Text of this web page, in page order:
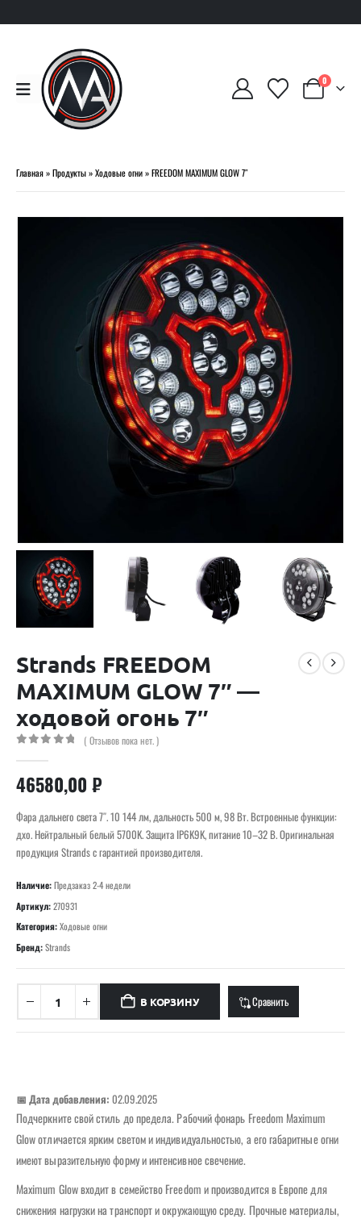
0
Главная»Продукты»Ходовые огни»FREEDOM MAXIMUM GLOW 7″
Strands FREEDOM
MAXIMUM GLOW 7″ —
ходовой огонь 7″
( Отзывов пока нет. )
46580,00 ₽
Фара дальнего света 7″. 10 144 лм, дальность 500 м, 98 Вт. Встроенные функции:
дхо. Нейтральный белый 5700K. Защита IP6K9K, питание 10–32 В. Оригинальная
продукция Strands с гарантией производителя.
Наличие:Предзаказ 2-4 недели
Артикул:270931
Категория:Ходовые огни
Бренд:Strands
В КОРЗИНУ Сравнить
📅 Дата добавления: 02.09.2025
Подчеркните свой стиль до предела. Рабочий фонарь Freedom Maximum
Glow отличается ярким светом и индивидуальностью, а его габаритные огни
имеют выразительную форму и интенсивное свечение.
Maximum Glow входит в семейство Freedom и производится в Европе для
снижения нагрузки на транспорт и окружающую среду. Прочные материалы,